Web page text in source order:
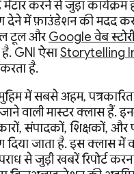
करने से जुड़ा कार्यक्रम
देने में फ़ाउंडेशन की मदद
टूल औरGoogle वेब स्टोरी
है. GNI ऐसाStorytelling
है.
में सबसे अहम,
वाली मास्टर क्लास हैं.
संपादकों, शिक्षकों, और
दिया जाता है. इस क्लास में
से जुड़ी खबरें रिपोर्ट